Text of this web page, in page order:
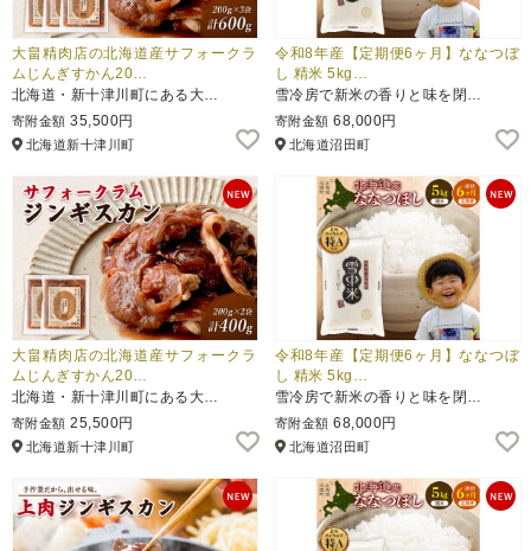
大畠精肉店の北海道産サフォークラ
ムじんぎすかん20…
北海道・新十津川町にある大…
寄附金額 35,500円
北海道新十津川町
令和8年産【定期便6ヶ月】ななつぼ
し 精米 5kg…
雪冷房で新米の香りと味を閉…
寄附金額 68,000円
北海道沼田町
大畠精肉店の北海道産サフォークラ
ムじんぎすかん20…
北海道・新十津川町にある大…
寄附金額 25,500円
北海道新十津川町
令和8年産【定期便6ヶ月】ななつぼ
し 精米 5kg…
雪冷房で新米の香りと味を閉…
寄附金額 68,000円
北海道沼田町